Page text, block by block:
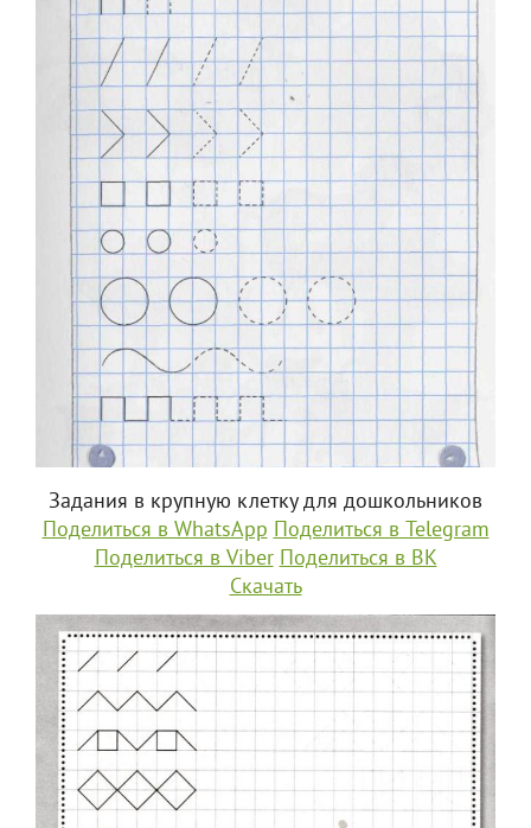
Задания в крупную клетку для дошкольников
Поделиться в WhatsApp Поделиться в Telegram
Поделиться в Viber Поделиться в ВК
Скачать